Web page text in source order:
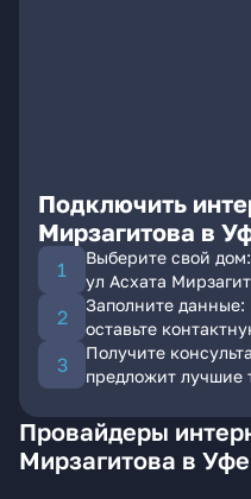
Подключить
Мирзагитова в
Выберите свой
ул Асхата
Заполните
оставьте
Получите
предложит лучшие
Провайдеры
Мирзагитова в Уфе